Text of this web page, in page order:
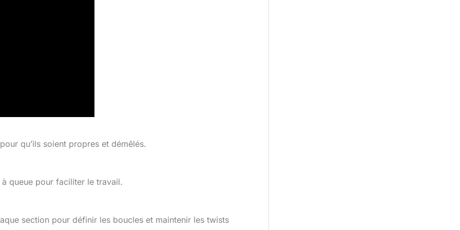
qu’ils soient propres et démêlés.
queue pour faciliter le travail.
section pour définir les boucles et maintenir les twists